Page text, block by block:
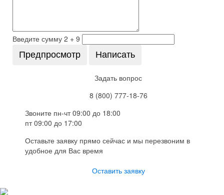
Введите сумму 2 + 9
Задать вопрос
8 (800) 777-18-76
Звоните пн-чт 09:00 до 18:00
пт 09:00 до 17:00
Оставьте заявку прямо сейчас и мы перезвоним в
удобное для Вас время
Оставить заявку